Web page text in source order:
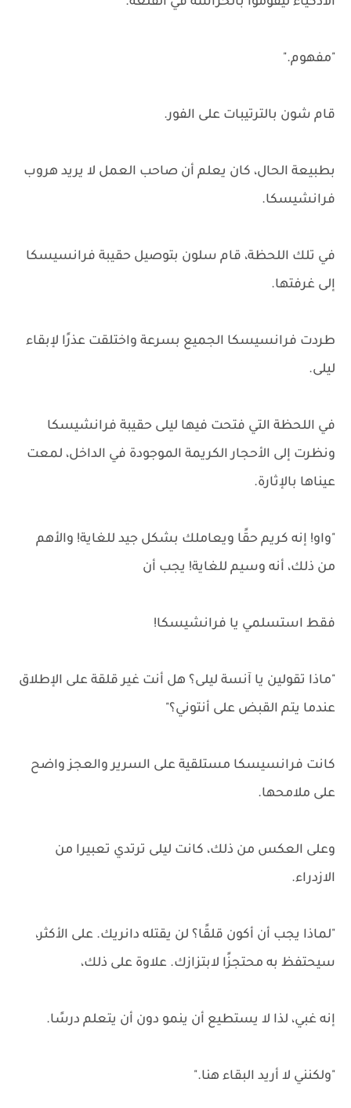
"مفهوم."
قام شون بالترتيبات على الفور.
بطبيعة الحال، كان يعلم أن صاحب العمل لا يريد هروب
فرانشيسكا.
في تلك اللحظة، قام سلون بتوصيل حقيبة فرانسيسكا
إلى غرفتها.
طردت فرانسيسكا الجميع بسرعة واختلقت عذرًا لإبقاء
ليلى.
في اللحظة التي فتحت فيها ليلى حقيبة فرانشيسكا
ونظرت إلى الأحجار الكريمة الموجودة في الداخل، لمعت
عيناها بالإثارة.
"واو! إنه كريم حقًا ويعاملك بشكل جيد للغاية! والأهم
من ذلك، أنه وسيم للغاية! يجب أن
فقط استسلمي يا فرانشيسكا!
"ماذا تقولين يا آنسة ليلى؟ هل أنت غير قلقة على الإطلاق
عندما يتم القبض على أنتوني؟"
كانت فرانسيسكا مستلقية على السرير والعجز واضح
على ملامحها.
وعلى العكس من ذلك، كانت ليلى ترتدي تعبيرا من
الازدراء.
"لماذا يجب أن أكون قلقًا؟ لن يقتله دانريك. على الأكثر،
سيحتفظ به محتجزًا لابتزازك. علاوة على ذلك،
إنه غبي، لذا لا يستطيع أن ينمو دون أن يتعلم درسًا.
"ولكنني لا أريد البقاء هنا."